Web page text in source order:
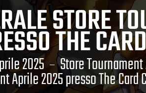
STORE
THE
2025 Store
Aprile 2025 presso The Card